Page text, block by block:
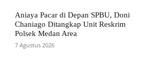
Aniaya Pacar di Depan SPBU, Doni
Chaniago Ditangkap Unit Reskrim
Polsek Medan Area
7 Agustus 2026